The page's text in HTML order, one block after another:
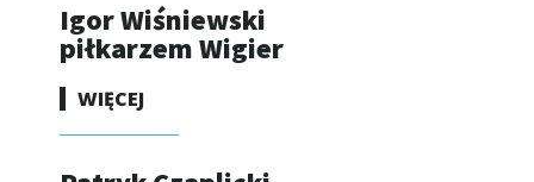
Igor Wiśniewski
piłkarzem Wigier
WIĘCEJ